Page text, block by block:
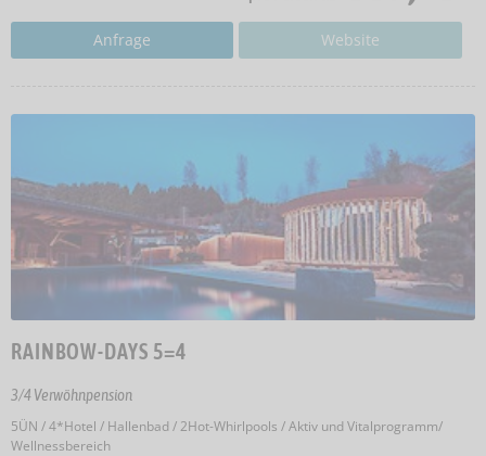
Anfrage Website
RAINBOW-DAYS 5=4
3/4 Verwöhnpension
5ÜN / 4*Hotel / Hallenbad / 2Hot-Whirlpools / Aktiv und Vitalprogramm/
Wellnessbereich